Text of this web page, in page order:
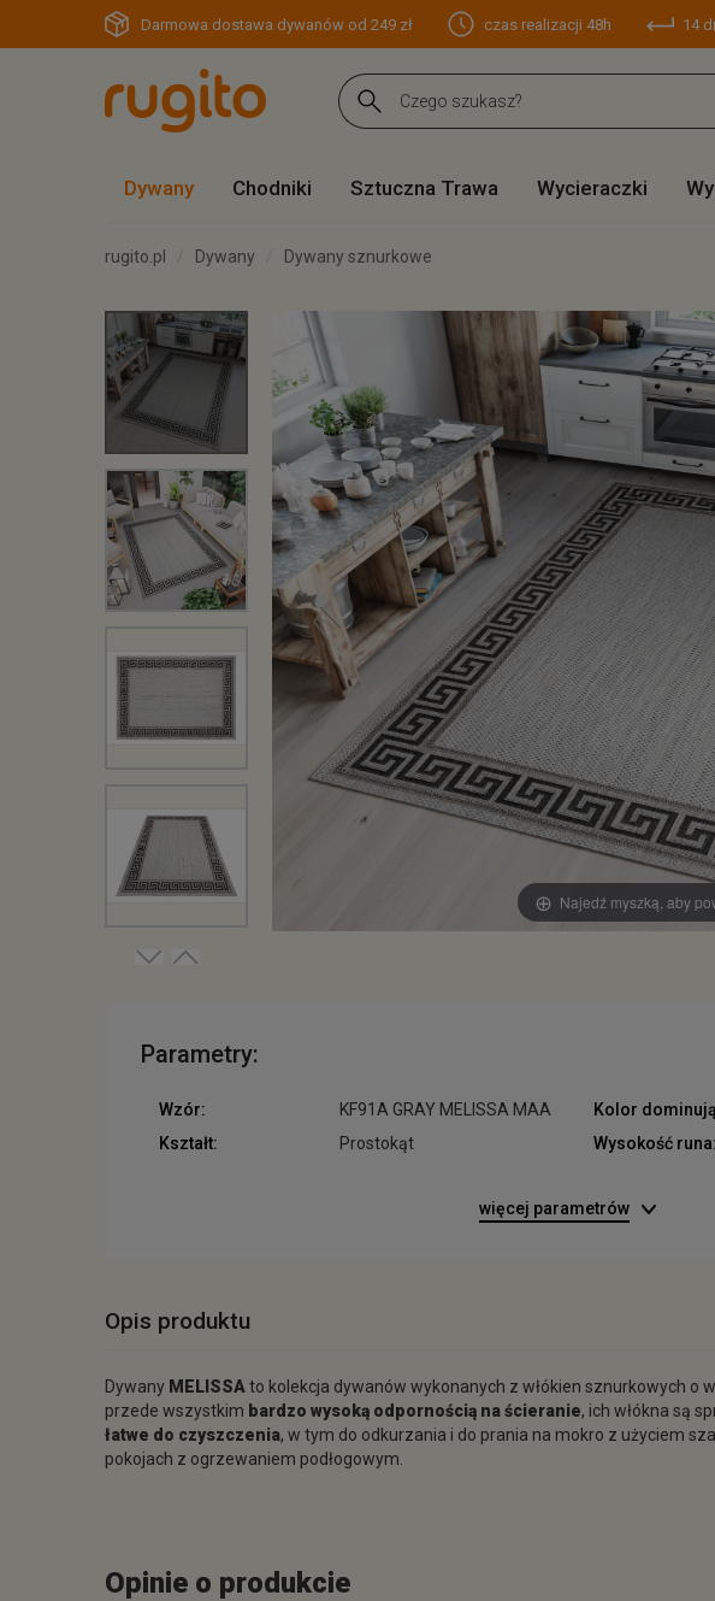
Darmowa dostawa dywanów od 249 zł czas realizacji 48h 14
Dywany Chodniki Sztuczna Trawa Wycieraczki
rugito.pl Dywany Dywany sznurkowe
Najedź myszką, aby
Parametry:
Wzór: KF91A GRAY MELISSA MAA Kolor
Kształt:
Prostokąt Wysokość runa:
więcej parametrów
Opis produktu
Dywany MELISSA to kolekcja dywanów wykonanych z włókien sznurkowych o
przede wszystkim bardzo wysoką odpornością na ścieranie, ich włókna są
łatwe do czyszczenia, w tym do odkurzania i do prania na mokro z użyciem
pokojach z ogrzewaniem podłogowym.
Opinie o produkcie